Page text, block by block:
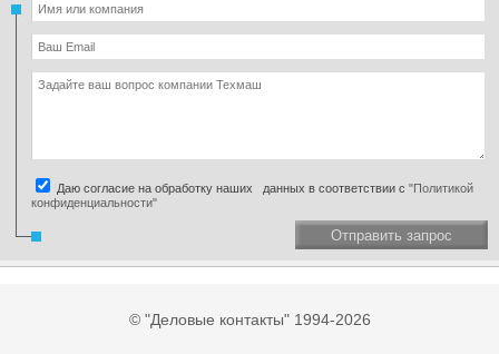
Даю согласие на обработку наших данных в соответствии с "Политикой
конфиденциальности"
Отправить запрос
© "Деловые контакты" 1994-2026